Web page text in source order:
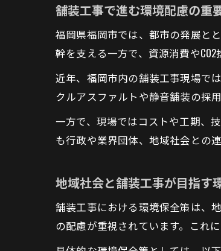
舗装工事で進む環境配慮の重
福岡県福岡市では、都市の発展と
幹を支える一方で、資源消費や
近年、福岡市内の舗装工事現場で
クルアスファルトや静音舗装の採
一方で、現場ではコストや工期、
も行政や業界団体、地域社会との
地域社会と舗装工事が目指す
舗装工事における環境保全策は、
の配慮が重視されています。これ